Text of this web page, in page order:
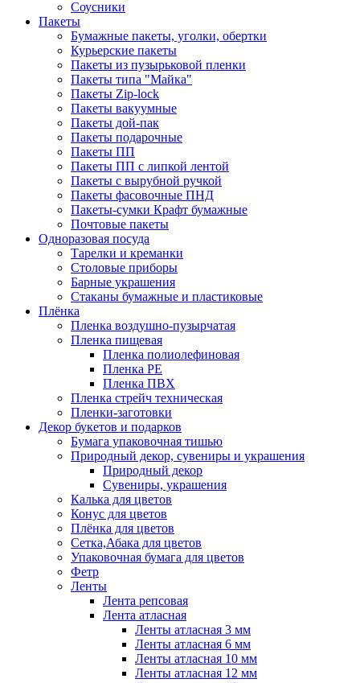
Соусники
Пакеты
Бумажные пакеты, уголки, обертки
Курьерские пакеты
Пакеты из пузырьковой пленки
Пакеты типа "Майка"
Пакеты Zip-lock
Пакеты вакуумные
Пакеты дой-пак
Пакеты подарочные
Пакеты ПП
Пакеты ПП с липкой лентой
Пакеты с вырубной ручкой
Пакеты фасовочные ПНД
Пакеты-сумки Крафт бумажные
Почтовые пакеты
Одноразовая посуда
Тарелки и креманки
Столовые приборы
Барные украшения
Стаканы бумажные и пластиковые
Плёнка
Пленка воздушно-пузырчатая
Пленка пищевая
Пленка полиолефиновая
Пленка PE
Пленка ПВХ
Пленка стрейч техническая
Пленки-заготовки
Декор букетов и подарков
Бумага упаковочная тишью
Природный декор, сувениры и украшения
Природный декор
Сувениры, украшения
Калька для цветов
Конус для цветов
Плёнка для цветов
Сетка,Абака для цветов
Упаковочная бумага для цветов
Фетр
Ленты
Лента репсовая
Лента атласная
Ленты атласная 3 мм
Ленты атласная 6 мм
Ленты атласная 10 мм
Ленты атласная 12 мм